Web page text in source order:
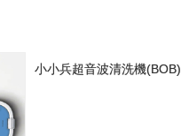
小小兵超音波清洗機(BOB)